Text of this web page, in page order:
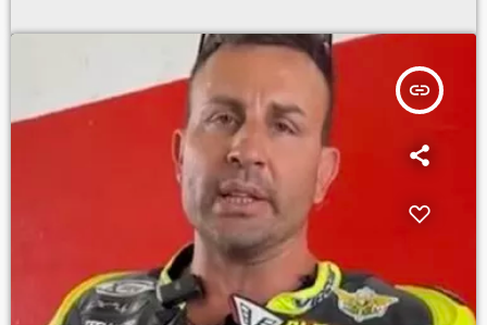
insert_link